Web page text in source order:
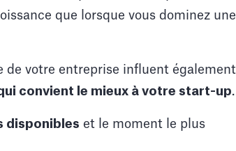
que lorsque vous dominez une
de votre entreprise influent également
convient le mieux à votre start-up.
disponibles et le moment le plus